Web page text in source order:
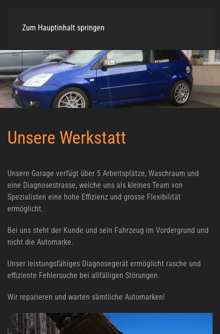
Zum Hauptinhalt springen
Unsere Werkstatt
Unsere Garage verfügt über 5 Arbeitsplätze, Waschraum und
eine Diagnosestrasse, welche uns als kleines Team von
Spezialisten eine hohe Effizienz und grosse Flexibilität
ermöglicht.
Bei uns steht der Kunde und sein Fahrzeug im Vordergrund und
nicht die Automarke.
Unser leistungsfähiges Diagnosegerät ermöglicht rasche und
effiziente Fehlersuche bei allfälligen Störungen.
Wir reparieren und warten sämtliche Automarken!